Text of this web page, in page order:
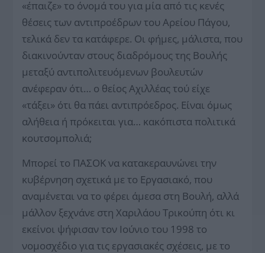
«έπαιζε» το όνομά του για μία από τις κενές
θέσεις των αντιπροέδρων του Αρείου Πάγου,
τελικά δεν τα κατάφερε. Οι φήμες, μάλιστα, που
διακινούνταν στους διαδρόμους της Βουλής
μεταξύ αντιπολιτευόμενων βουλευτών
ανέφεραν ότι… ο θείος Αχιλλέας τού είχε
«τάξει» ότι θα πάει αντιπρόεδρος. Είναι όμως
αλήθεια ή πρόκειται για… κακόπιστα πολιτικά
κουτσομπολιά;
Μπορεί το ΠΑΣΟΚ να κατακεραυνώνει την
κυβέρνηση σχετικά με το Εργασιακό, που
αναμένεται να το φέρει άμεσα στη Βουλή, αλλά
μάλλον ξεχνάνε στη Χαριλάου Τρικούπη ότι κι
εκείνοι ψήφισαν τον Ιούνιο του 1998 το
νομοσχέδιο για τις εργασιακές σχέσεις, με το